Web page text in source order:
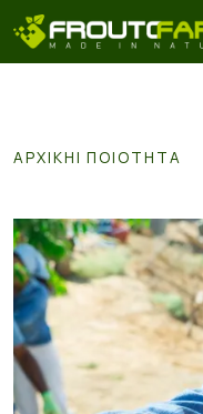
ΑΡΧΙΚΉ ΠΟΙΟΤΗΤΑ